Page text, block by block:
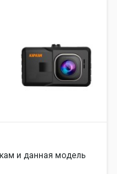
и данная модель